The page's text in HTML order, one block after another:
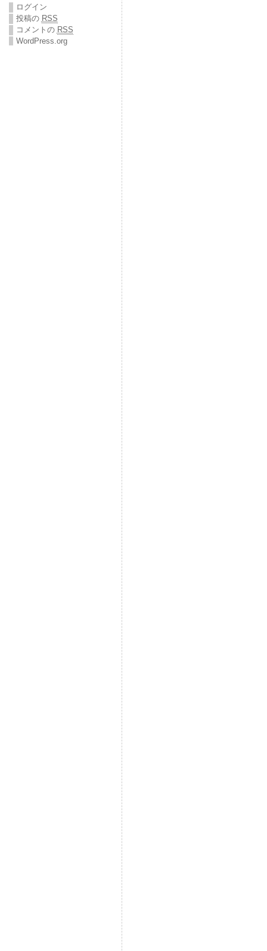
ログイン
投稿の RSS
コメントの RSS
WordPress.org